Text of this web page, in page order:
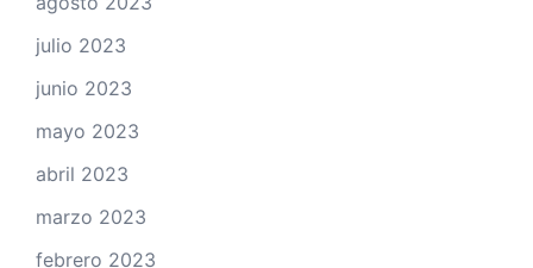
julio 2023
junio 2023
mayo 2023
abril 2023
marzo 2023
febrero 2023